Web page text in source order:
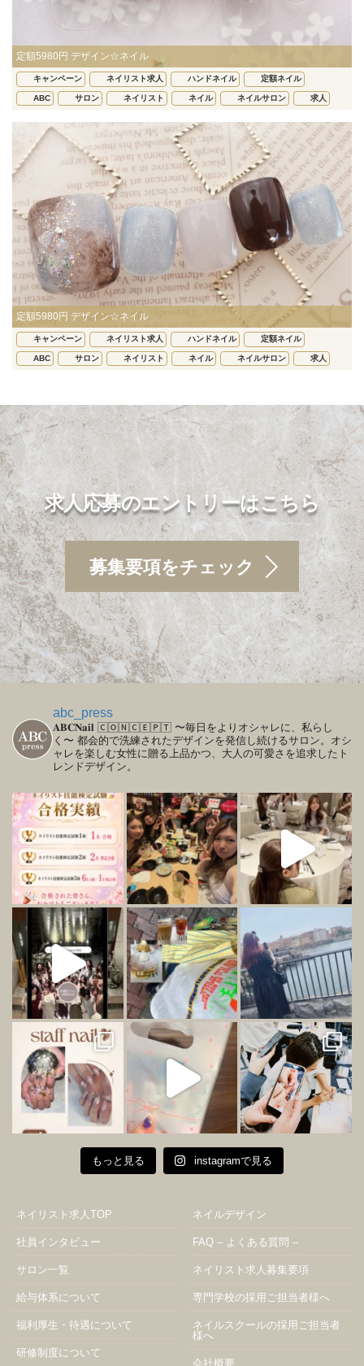
定額5980円 デザイン☆ネイル
キャンペーン ネイリスト求人 ハンドネイル 定額ネイル
ABC サロン ネイリスト ネイル ネイルサロン 求人
定額5980円 デザイン☆ネイル
キャンペーン ネイリスト求人 ハンドネイル 定額ネイル
ABC サロン ネイリスト ネイル ネイルサロン 求人
求人応募のエントリーはこちら
募集要項をチェック
abc_press
𝐀𝐁𝐂𝐍𝐚𝐢𝐥 🄲🄾🄽🄲🄴🄿🅃 〜毎日をよりオシャレに、私らし
く〜 都会的で洗練されたデザインを発信し続けるサロン。オシ
ャレを楽しむ女性に贈る上品かつ、大人の可愛さを追求したト
レンドデザイン。
もっと見る instagramで見る
ネイリスト求人TOP
社員インタビュー
サロン一覧
給与体系について
福利厚生・待遇について
研修制度について
ネイルデザイン
FAQ – よくある質問 –
ネイリスト求人募集要項
専門学校の採用ご担当者様へ
ネイルスクールの採用ご担当者
様へ
会社概要